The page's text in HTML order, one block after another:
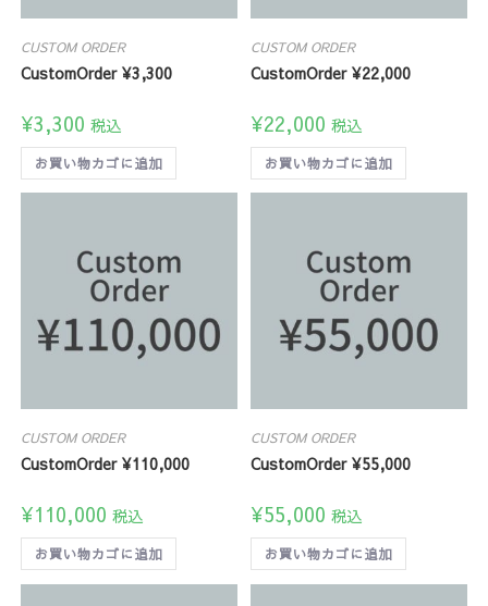
CUSTOM ORDER
CustomOrder ¥3,300
¥3,300 税込
お買い物カゴに追加
CUSTOM ORDER
CustomOrder ¥22,000
¥22,000 税込
お買い物カゴに追加
CUSTOM ORDER
CustomOrder ¥110,000
¥110,000 税込
お買い物カゴに追加
CUSTOM ORDER
CustomOrder ¥55,000
¥55,000 税込
お買い物カゴに追加